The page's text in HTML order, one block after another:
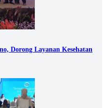
Dorong Layanan Kesehatan